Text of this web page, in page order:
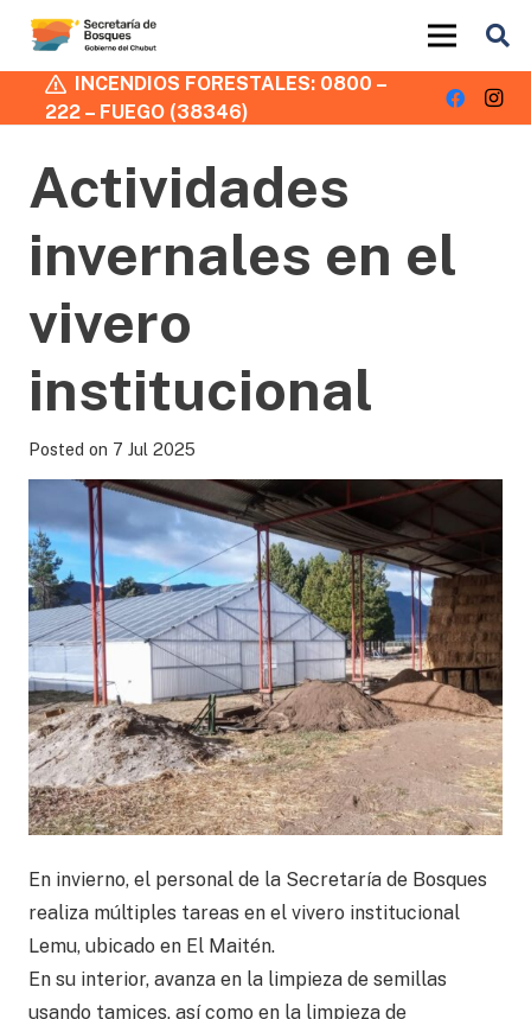
INCENDIOS FORESTALES: 0800 –
222 – FUEGO (38346)
Actividades
invernales en el
vivero
institucional
Posted on 7 Jul 2025
En invierno, el personal de la Secretaría de Bosques
realiza múltiples tareas en el vivero institucional
Lemu, ubicado en El Maitén.
En su interior, avanza en la limpieza de semillas
usando tamices, así como en la limpieza de